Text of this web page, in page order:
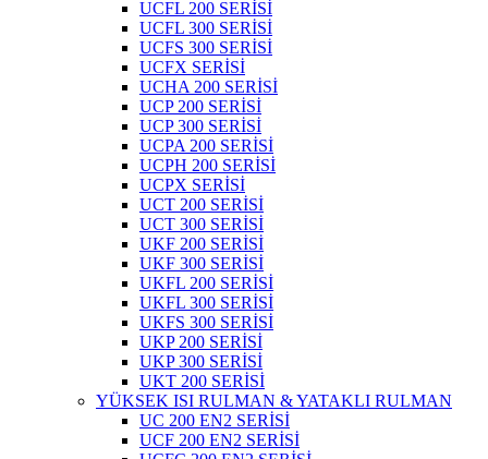
UCFL 200 SERİSİ
UCFL 300 SERİSİ
UCFS 300 SERİSİ
UCFX SERİSİ
UCHA 200 SERİSİ
UCP 200 SERİSİ
UCP 300 SERİSİ
UCPA 200 SERİSİ
UCPH 200 SERİSİ
UCPX SERİSİ
UCT 200 SERİSİ
UCT 300 SERİSİ
UKF 200 SERİSİ
UKF 300 SERİSİ
UKFL 200 SERİSİ
UKFL 300 SERİSİ
UKFS 300 SERİSİ
UKP 200 SERİSİ
UKP 300 SERİSİ
UKT 200 SERİSİ
YÜKSEK ISI RULMAN & YATAKLI RULMAN
UC 200 EN2 SERİSİ
UCF 200 EN2 SERİSİ